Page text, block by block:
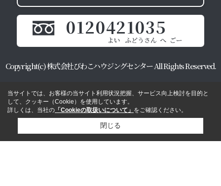
0120421035
Copyright(c) 株式会社びわこハウジングセンター All Rights Reserved.
当サイトでは、お客様の当サイト利用状況把握、サービス向上検討を目的と
して、クッキー（Cookie）を使用しています。
詳しくは、当社の 「Cookieの取扱いについて」 をご確認ください。
閉じる